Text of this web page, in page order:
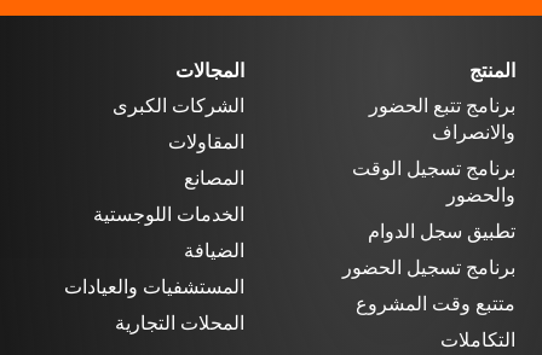
المنتج
برنامج تتبع الحضور
والانصراف
برنامج تسجيل الوقت
والحضور
تطبيق سجل الدوام
برنامج تسجيل الحضور
متتبع وقت المشروع
التكاملات
المجالات
الشركات الكبرى
المقاولات
المصانع
الخدمات اللوجستية
الضيافة
المستشفيات والعيادات
المحلات التجارية